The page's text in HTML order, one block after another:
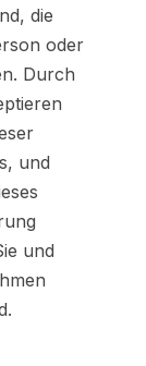
die
oder
Durch
und
und